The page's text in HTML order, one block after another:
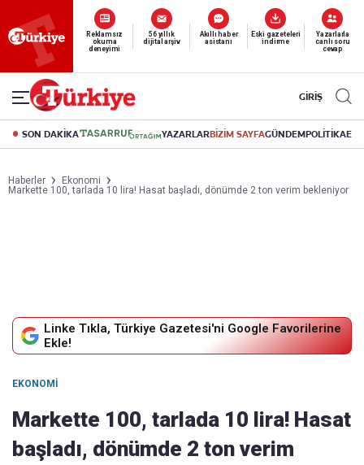
Reklamsız
okuma
deneyimi
56 yıllık
dijital arşiv
Akıllı haber
asistanı
Eski gazeteleri
indirme
Yazarlarla
canlı soru
cevap
Yeni nesil dijital
abonelik 19 TL’den başlayan fiyatlarla.
GİRİŞ
SON DAKİKA YAZARLARBİZİM SAYFAGÜNDEMPOLİTİKA
Haberler
Ekonomi
Markette 100, tarlada 10 lira! Hasat başladı, dönümde 2 ton verim bekleniyor
Linke Tıkla, Türkiye Gazetesi'ni Google Favorilerine
Ekle!
EKONOMI
Markette 100, tarlada 10 lira! Hasat
başladı, dönümde 2 ton verim